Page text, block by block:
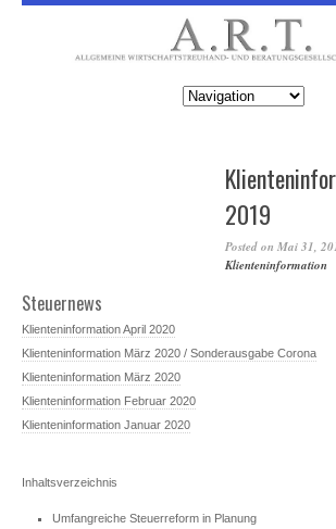
2019
Posted on Mai 31,
Klienteninformation
Steuernews
Klienteninformation April 2020
Klienteninformation März 2020 / Sonderausgabe Corona
Klienteninformation März 2020
Klienteninformation Februar 2020
Klienteninformation Januar 2020
Inhaltsverzeichnis
Umfangreiche Steuerreform in Planung